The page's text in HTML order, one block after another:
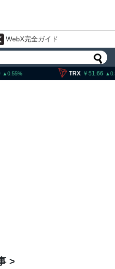
WebX完全ガイド
51.66 SOL